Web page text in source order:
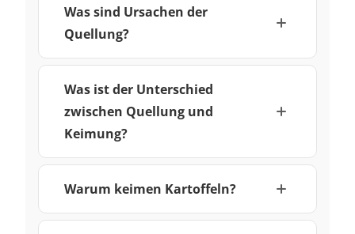
Was sind Ursachen der
Quellung?
Was ist der Unterschied
zwischen Quellung und
Keimung?
Warum keimen Kartoffeln?